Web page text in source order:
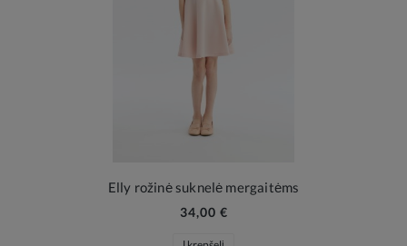
Elly rožinė suknelė mergaitėms
34,00 €